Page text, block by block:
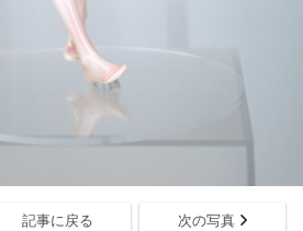
記事に戻る 次の写真